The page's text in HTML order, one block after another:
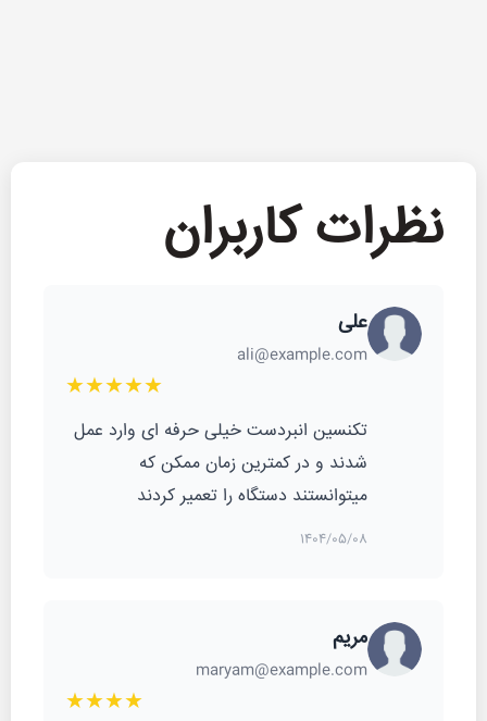
نظرات کاربران
علی
ali@example.com
★★★★★
تکنسین انبردست خیلی حرفه ای وارد عمل
شدند و در کمترین زمان ممکن که
میتوانستند دستگاه را تعمیر کردند
1404/05/08
مریم
maryam@example.com
★★★★